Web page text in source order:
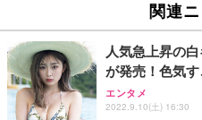
関連
人気急上昇の
が発売！色気
エンタメ
2022.9.10(土) 16:30